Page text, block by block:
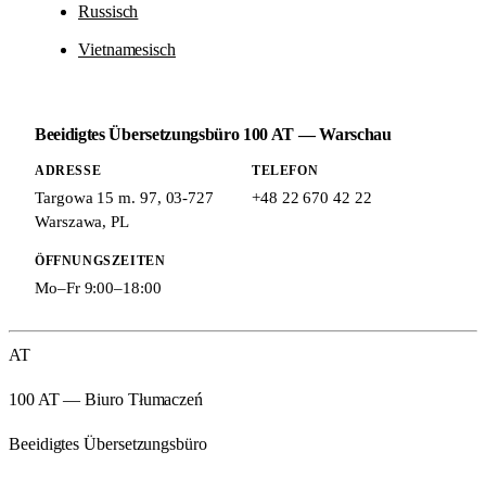
Russisch
Vietnamesisch
Beeidigtes Übersetzungsbüro 100 AT — Warschau
ADRESSE
Targowa 15 m. 97, 03-727
Warszawa,PL
TELEFON
+48 22 670 42 22
ÖFFNUNGSZEITEN
Mo–Fr 9:00–18:00
AT
100 AT — Biuro Tłumaczeń
Beeidigtes Übersetzungsbüro